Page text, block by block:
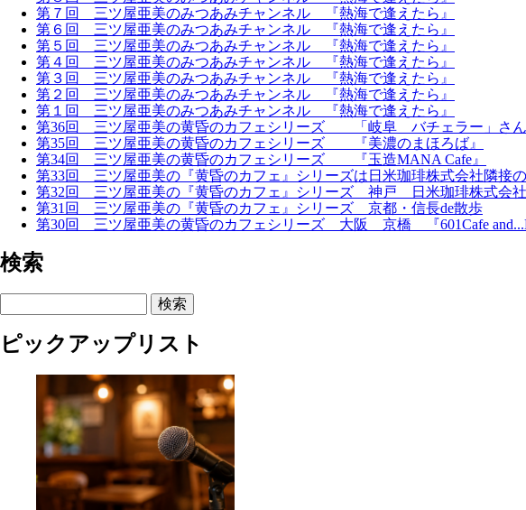
第７回 三ツ屋亜美のみつあみチャンネル 『熱海で逢えたら』
第６回 三ツ屋亜美のみつあみチャンネル 『熱海で逢えたら』
第５回 三ツ屋亜美のみつあみチャンネル 『熱海で逢えたら』
第４回 三ツ屋亜美のみつあみチャンネル 『熱海で逢えたら』
第３回 三ツ屋亜美のみつあみチャンネル 『熱海で逢えたら』
第２回 三ツ屋亜美のみつあみチャンネル 『熱海で逢えたら』
第１回 三ツ屋亜美のみつあみチャンネル 『熱海で逢えたら』
第36回 三ツ屋亜美の黄昏のカフェシリーズ 「岐阜 バチェラー」さ
第35回 三ツ屋亜美の黄昏のカフェシリーズ 『美濃のまほろば』
第34回 三ツ屋亜美の黄昏のカフェシリーズ 『玉造MANA Cafe』
第33回 三ツ屋亜美の『黄昏のカフェ』シリーズは日米珈琲株式会社隣接
第32回 三ツ屋亜美の『黄昏のカフェ』シリーズ 神戸 日米珈琲株式会
第31回 三ツ屋亜美の『黄昏のカフェ』シリーズ 京都・信長de散歩
第30回 三ツ屋亜美の黄昏のカフェシリーズ 大阪 京橋 『601Cafe
検索
検索
ピックアップリスト